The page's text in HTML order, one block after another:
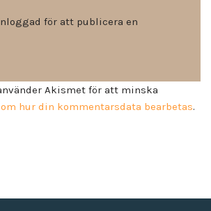
för att publicera en
Akismet för att minska
hur din kommentarsdata bearbetas.